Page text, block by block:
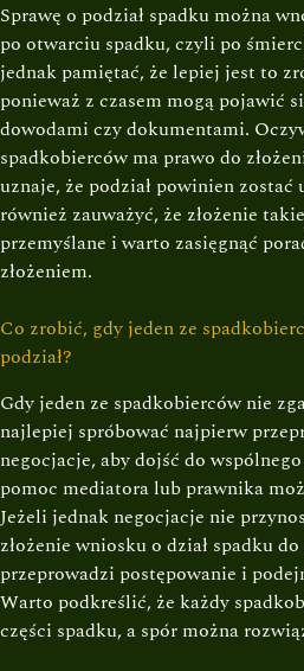
Sprawę o podział spadku można
po otwarciu spadku, czyli po
jednak pamiętać, że lepiej jest to
ponieważ z czasem mogą pojawić
dowodami czy dokumentami.
spadkobierców ma prawo do
uznaje, że podział powinien
również zauważyć, że złożenie
przemyślane i warto zasięgnąć
złożeniem.
Co zrobić, gdy jeden ze
podział?
Gdy jeden ze spadkobierców nie
najlepiej spróbować najpierw
negocjacje, aby dojść do
pomoc mediatora lub prawnika
Jeżeli jednak negocjacje nie
złożenie wniosku o dział spadku
przeprowadzi postępowanie i
Warto podkreślić, że każdy
części spadku, a spór można